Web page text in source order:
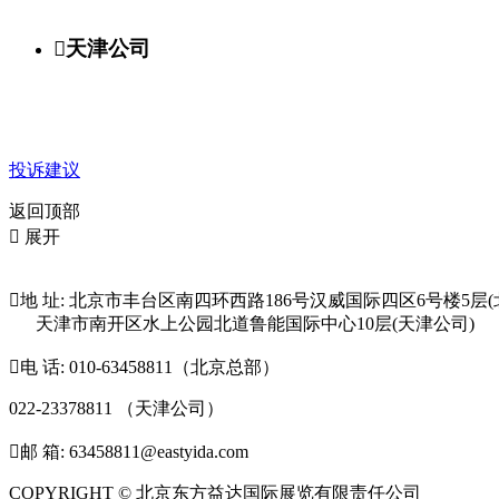
天津公司
投诉建议
返回顶部
 展开
地 址: 北京市丰台区南四环西路186号汉威国际四区6号楼5层(
天津市南开区水上公园北道鲁能国际中心10层(天津公司)
电 话: 010-63458811（北京总部）
022-23378811 （天津公司）
邮 箱: 63458811@eastyida.com
COPYRIGHT © 北京东方益达国际展览有限责任公司